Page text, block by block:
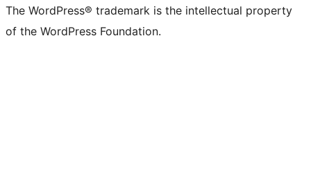
The WordPress® trademark is the intellectual property
of the WordPress Foundation.